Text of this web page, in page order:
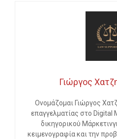
Γιώργος
Ονομάζομαι Γιώργος
επαγγελματίας στο
δικηγορικού
κειμενογραφία και την